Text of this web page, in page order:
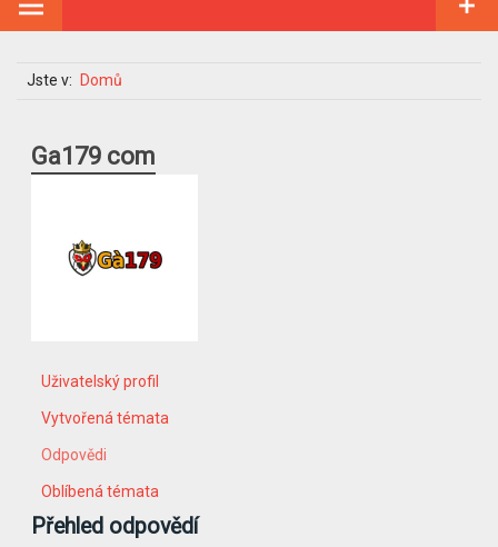
Jste v: Domů
Ga179 com
Uživatelský profil
Vytvořená témata
Odpovědi
Oblíbená témata
Přehled odpovědí